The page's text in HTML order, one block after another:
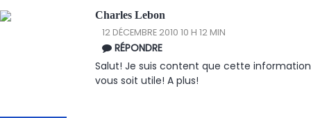
Charles Lebon
12 DÉCEMBRE 2010 10 H 12 MIN
RÉPONDRE
Salut! Je suis content que cette information
vous soit utile! A plus!